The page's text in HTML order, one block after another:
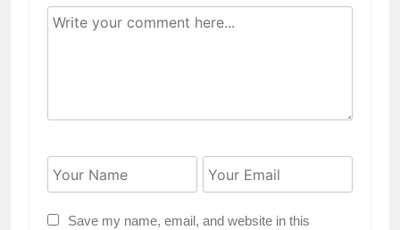
Save my name, email, and website in this